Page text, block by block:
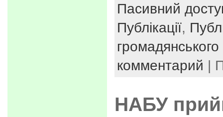
Пасивний
Публікації,
громадянського
комментарий |
НАБУ